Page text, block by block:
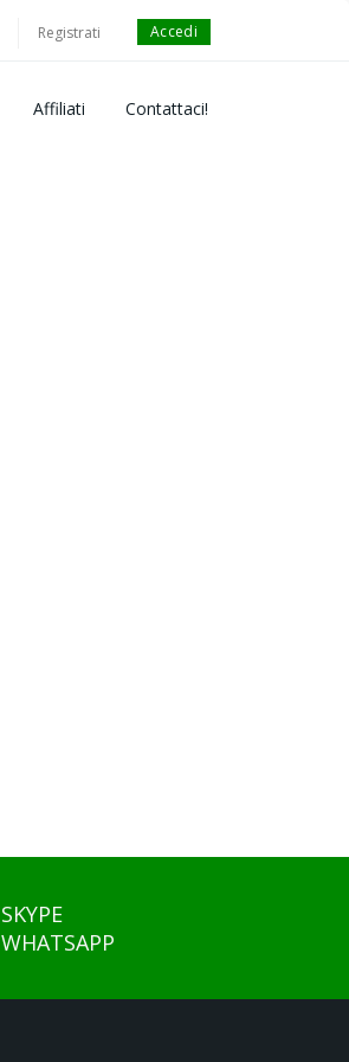
Registrati Accedi
Affiliati Contattaci!
SKYPE
WHATSAPP